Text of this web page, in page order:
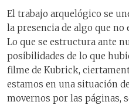
El trabajo arquelógico se
la presencia de algo que no
Lo que se estructura ante
posibilidades de lo que
filme de Kubrick,
estamos en una situación
movernos por las páginas,